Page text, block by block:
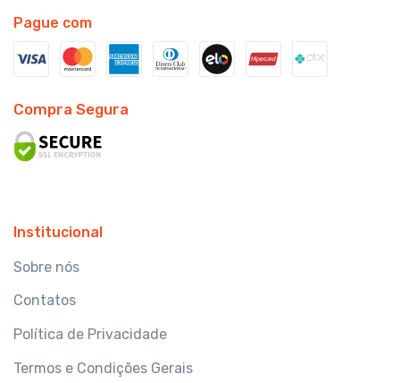
Pague com
Compra Segura
Institucional
Sobre nós
Contatos
Política de Privacidade
Termos e Condições Gerais